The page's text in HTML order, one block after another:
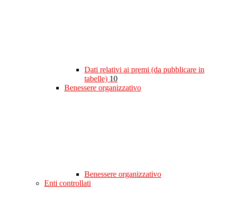
Dati relativi ai premi (da pubblicare in
tabelle) 10
Benessere organizzativo
Benessere organizzativo
Enti controllati